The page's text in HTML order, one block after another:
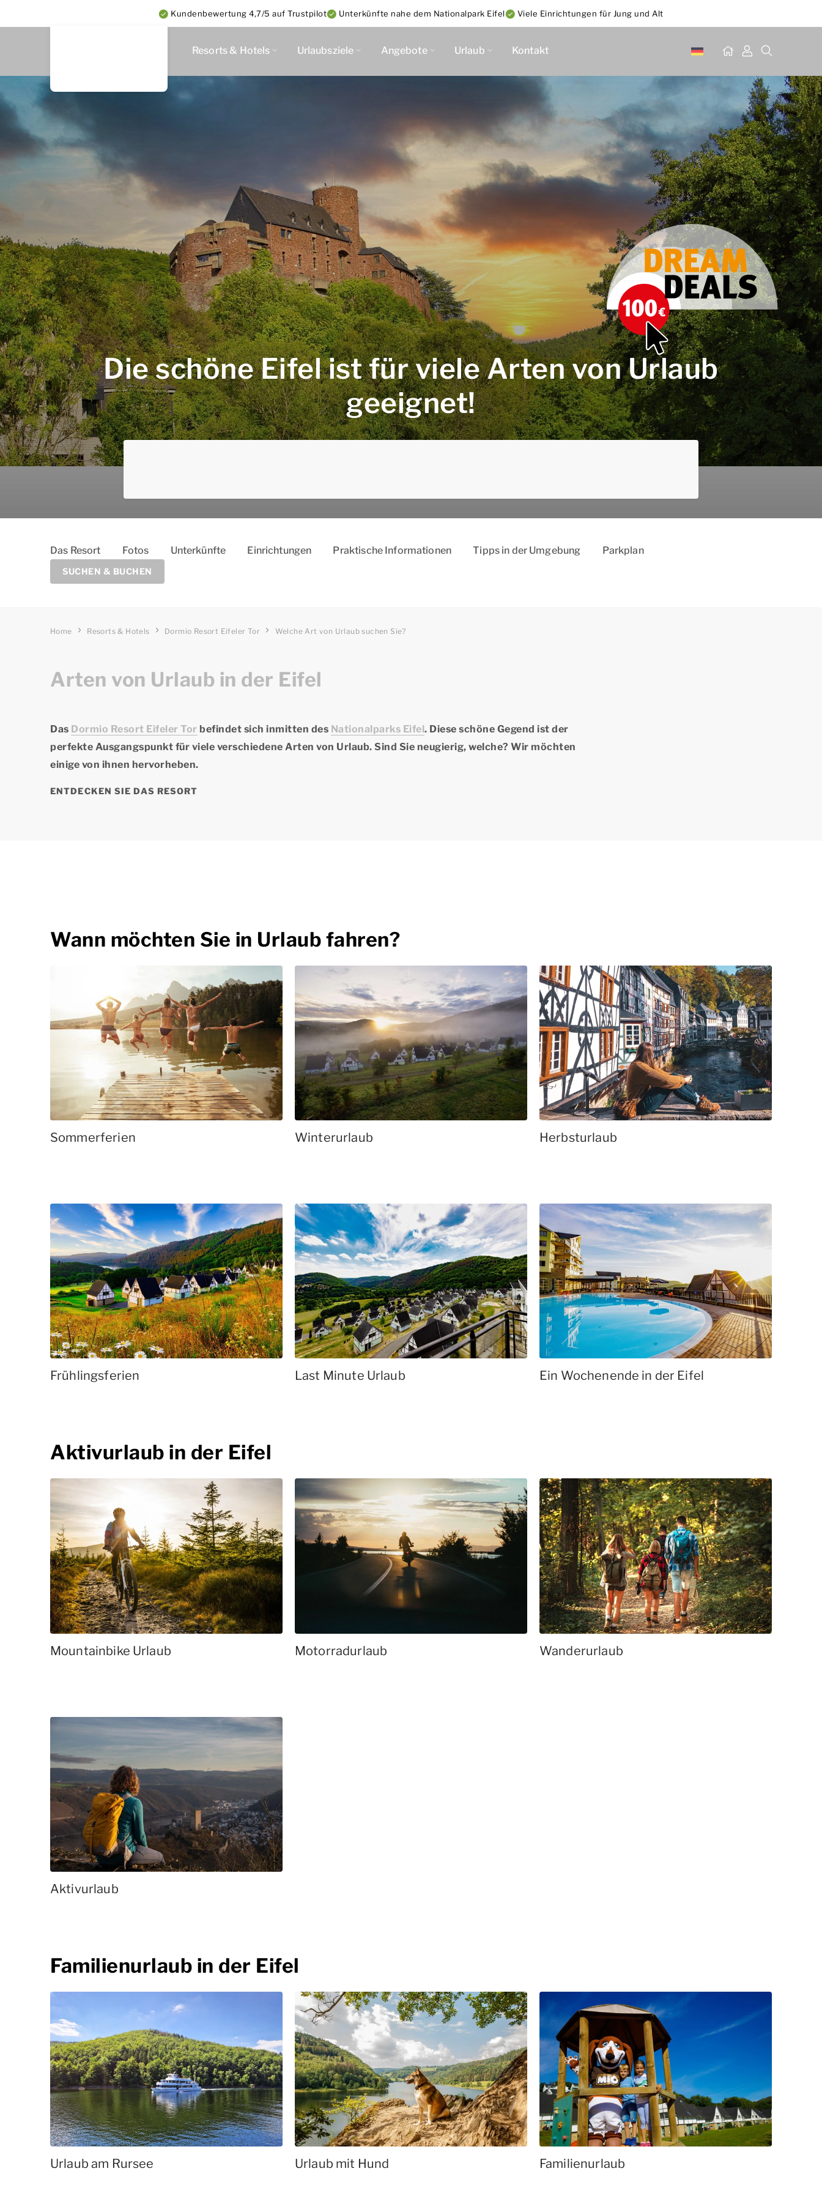
Kundenbewertung 4,7/5 auf Trustpilot Unterkünfte nahe dem Nationalpark Eifel Viele Einrichtungen für Jung und Alt
Resorts & Hotels Urlaubsziele Angebote Urlaub Kontakt
Die schöne Eifel ist für viele Arten von Urlaub
geeignet!
Das Resort Fotos Unterkünfte Einrichtungen Praktische Informationen Tipps in der Umgebung Parkplan
SUCHEN & BUCHEN
Home Resorts & Hotels Dormio Resort Eifeler Tor Welche Art von Urlaub suchen Sie?
Arten von Urlaub in der Eifel
Das Dormio Resort Eifeler Tor befindet sich inmitten des Nationalparks Eifel. Diese schöne Gegend ist der
perfekte Ausgangspunkt für viele verschiedene Arten von Urlaub. Sind Sie neugierig, welche? Wir möchten
einige von ihnen hervorheben.
ENTDECKEN SIE DAS RESORT
Wann möchten Sie in Urlaub fahren?
Sommerferien Winterurlaub Herbsturlaub
Frühlingsferien Last Minute Urlaub Ein Wochenende in der Eifel
Aktivurlaub in der Eifel
Mountainbike Urlaub Motorradurlaub Wanderurlaub
Aktivurlaub
Familienurlaub in der Eifel
Urlaub am Rursee Urlaub mit Hund Familienurlaub